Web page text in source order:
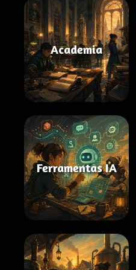
Academia
Ferramentas IA